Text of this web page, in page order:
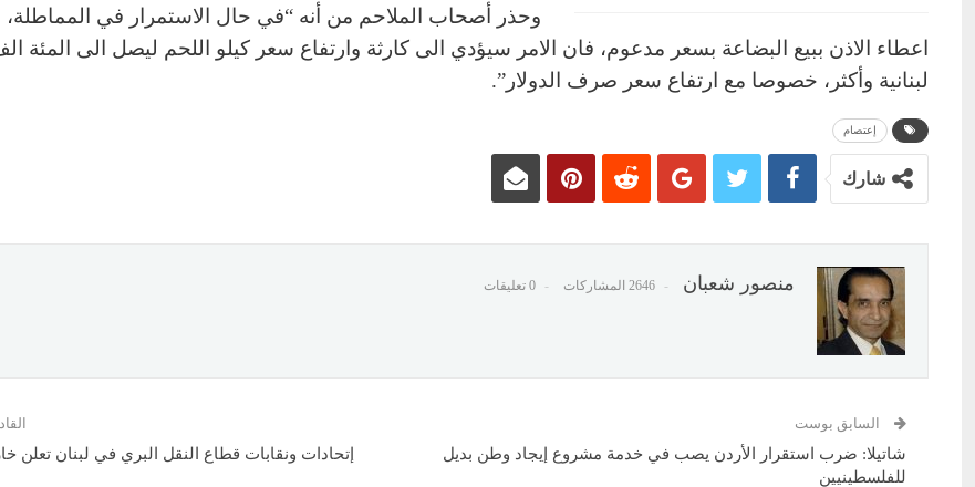
وحذر أصحاب الملاحم من أنه “في حال الاستمرار في
اعطاء الاذن ببيع البضاعة بسعر مدعوم، فان الامر سيؤدي الى كارثة وارتفاع سعر كيلو اللحم ليصل الى المئة
لبنانية وأكثر، خصوصا مع ارتفاع سعر صرف الدولار”.
إعتصام
شارك
منصور شعبان 2646 المشاركات 0 تعليقات
السابق بوست
شاتيلا: ضرب استقرار الأردن يصب في خدمة مشروع إيجاد وطن بديل
للفلسطينيين
إتحادات ونقابات قطاع النقل البري في لبنان تعلن